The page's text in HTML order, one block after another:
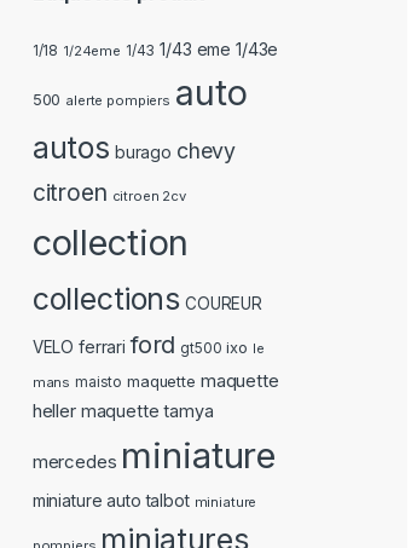
1/18 1/24eme 1/43 1/43 eme 1/43e
500 alerte pompiers auto
autos burago chevy
citroen citroen 2cv
collection
collections COUREUR
VELO ferrari ford gt500 ixo le
mans maisto maquette maquette
heller maquette tamya
mercedes miniature
miniature auto talbot miniature
miniatures